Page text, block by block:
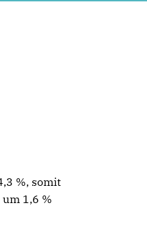
%, somit
1,6 %